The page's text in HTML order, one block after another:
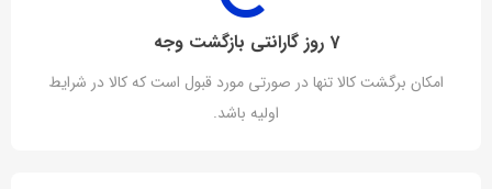
7 روز گارانتی بازگشت وجه
امکان برگشت کالا تنها در صورتی مورد قبول است که کالا در شرایط
اولیه باشد.